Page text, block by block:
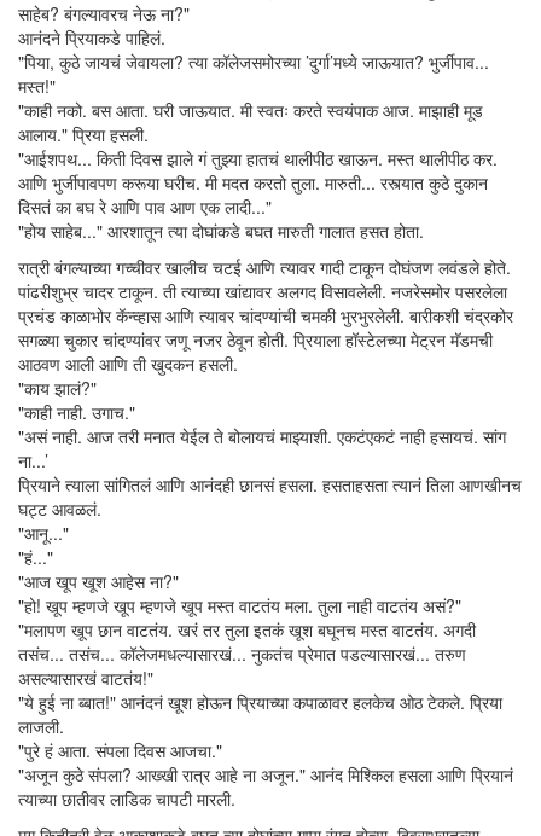
साहेब? बंगल्यावरच नेऊ ना?"
आनंदने प्रियाकडे पाहिलं.
"पिया, कुठे जायचं जेवायला? त्या कॉलेजसमोरच्या ’दुर्गा’मध्ये जाऊयात? भुर्जीपाव...
मस्त!"
"काही नको. बस आता. घरी जाऊयात. मी स्वतः करते स्वयंपाक आज. माझाही मूड
आलाय." प्रिया हसली.
"आईशपथ... किती दिवस झाले गं तुझ्या हातचं थालीपीठ खाऊन. मस्त थालीपीठ कर.
आणि भुर्जीपावपण करूया घरीच. मी मदत करतो तुला. मारुती... रस्त्यात कुठे दुकान
दिसतं का बघ रे आणि पाव आण एक लादी..."
"होय साहेब..." आरशातून त्या दोघांकडे बघत मारुती गालात हसत होता.
रात्री बंगल्याच्या गच्चीवर खालीच चटई आणि त्यावर गादी टाकून दोघंजण लवंडले होते.
पांढरीशुभ्र चादर टाकून. ती त्याच्या खांद्यावर अलगद विसावलेली. नजरेसमोर पसरलेला
प्रचंड काळाभोर कॅन्व्हास आणि त्यावर चांदण्यांची चमकी भुरभुरलेली. बारीकशी चंद्रकोर
सगळ्या चुकार चांदण्यांवर जणू नजर ठेवून होती. प्रियाला हॉस्टेलच्या मेट्रन मॅडमची
आठवण आली आणि ती खुदकन हसली.
"काय झालं?"
"काही नाही. उगाच."
"असं नाही. आज तरी मनात येईल ते बोलायचं माझ्याशी. एकटंएकटं नाही हसायचं. सांग
ना...’
प्रियाने त्याला सांगितलं आणि आनंदही छानसं हसला. हसताहसता त्यानं तिला आणखीनच
घट्ट आवळलं.
"आनू..."
"हं..."
"आज खूप खूश आहेस ना?"
"हो! खूप म्हणजे खूप म्हणजे खूप मस्त वाटतंय मला. तुला नाही वाटतंय असं?"
"मलापण खूप छान वाटतंय. खरं तर तुला इतकं खूश बघूनच मस्त वाटतंय. अगदी
तसंच... तसंच... कॉलेजमधल्यासारखं... नुकतंच प्रेमात पडल्यासारखं... तरुण
असल्यासारखं वाटतंय!"
"ये हुई ना ब्बात!" आनंदनं खूश होऊन प्रियाच्या कपाळावर हलकेच ओठ टेकले. प्रिया
लाजली.
"पुरे हं आता. संपला दिवस आजचा."
"अजून कुठे संपला? आख्खी रात्र आहे ना अजून." आनंद मिश्किल हसला आणि प्रियानं
त्याच्या छातीवर लाडिक चापटी मारली.